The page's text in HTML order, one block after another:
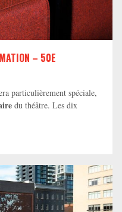
– 50E
particulièrement spéciale,
du théâtre. Les dix